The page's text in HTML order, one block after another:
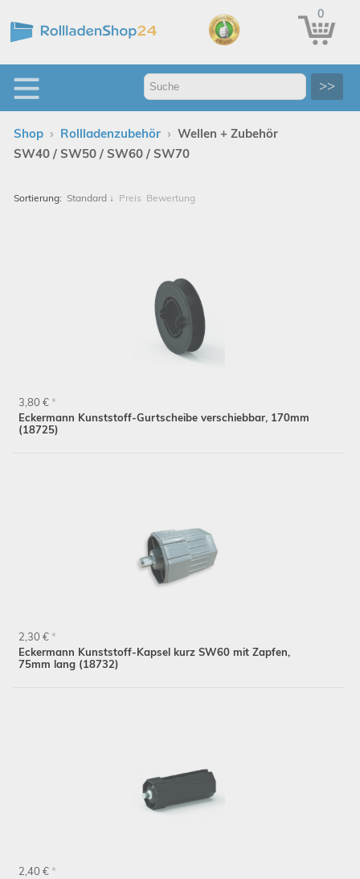
0
>>
Shop › Rollladenzubehör › Wellen + Zubehör
SW40 / SW50 / SW60 / SW70
Sortierung: Standard ↓ Preis Bewertung
Eckermann Kunststoff-Gurtscheibe verschiebbar, 170mm
(18725)
3,80 € *
Eckermann Kunststoff-Kapsel kurz SW60 mit Zapfen,
75mm lang (18732)
2,30 € *
2,40 € *